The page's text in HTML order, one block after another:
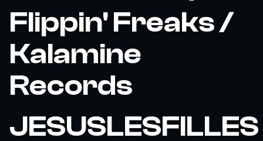
Flippin' Freaks /
Kalamine
Records
JESUSLESFILLES